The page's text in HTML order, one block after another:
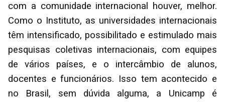
com a comunidade internacional houver, melhor.
Como o Instituto, as universidades internacionais
têm intensificado, possibilitado e estimulado mais
pesquisas coletivas internacionais, com equipes
de vários países, e o intercâmbio de alunos,
docentes e funcionários. Isso tem acontecido e
no Brasil, sem dúvida alguma, a Unicamp é